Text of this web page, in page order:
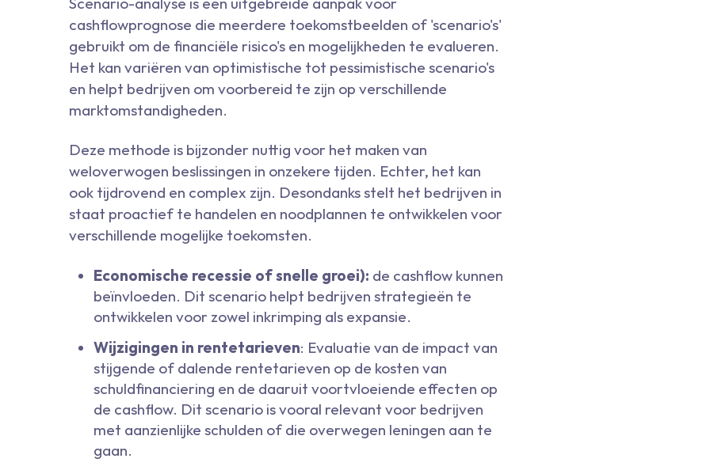
cashflowprognose die meerdere toekomstbeelden of 'scenario's'
gebruikt om de financiële risico's en mogelijkheden te evalueren.
Het kan variëren van optimistische tot pessimistische scenario's
en helpt bedrijven om voorbereid te zijn op verschillende
marktomstandigheden.
Deze methode is bijzonder nuttig voor het maken van
weloverwogen beslissingen in onzekere tijden. Echter, het kan
ook tijdrovend en complex zijn. Desondanks stelt het bedrijven in
staat proactief te handelen en noodplannen te ontwikkelen voor
verschillende mogelijke toekomsten.
Economische recessie of snelle groei): de cashflow kunnen
beïnvloeden. Dit scenario helpt bedrijven strategieën te
ontwikkelen voor zowel inkrimping als expansie.
Wijzigingen in rentetarieven: Evaluatie van de impact van
stijgende of dalende rentetarieven op de kosten van
schuldfinanciering en de daaruit voortvloeiende effecten op
de cashflow. Dit scenario is vooral relevant voor bedrijven
met aanzienlijke schulden of die overwegen leningen aan te
gaan.